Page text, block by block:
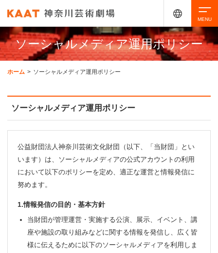
・ イベント一覧
・ イベントカレンダー
ご来場案内
・ フロアマップ
・ レストラン/カフェ
KAATについて
検索
ソーシャルメディア運用ポリシー
ホーム > ソーシャルメディア運用ポリシー
ソーシャルメディア運用ポリシー
公益財団法人神奈川芸術文化財団（以下、「当財団」とい
います）は、ソーシャルメディアの公式アカウントの利用
において以下のポリシーを定め、適正な運営と情報発信に
努めます。
1.情報発信の目的・基本方針
当財団が管理運営・実施する公演、展示、イベント、講
座や施設の取り組みなどに関する情報を発信し、広く皆
様に伝えるために以下のソーシャルメディアを利用しま